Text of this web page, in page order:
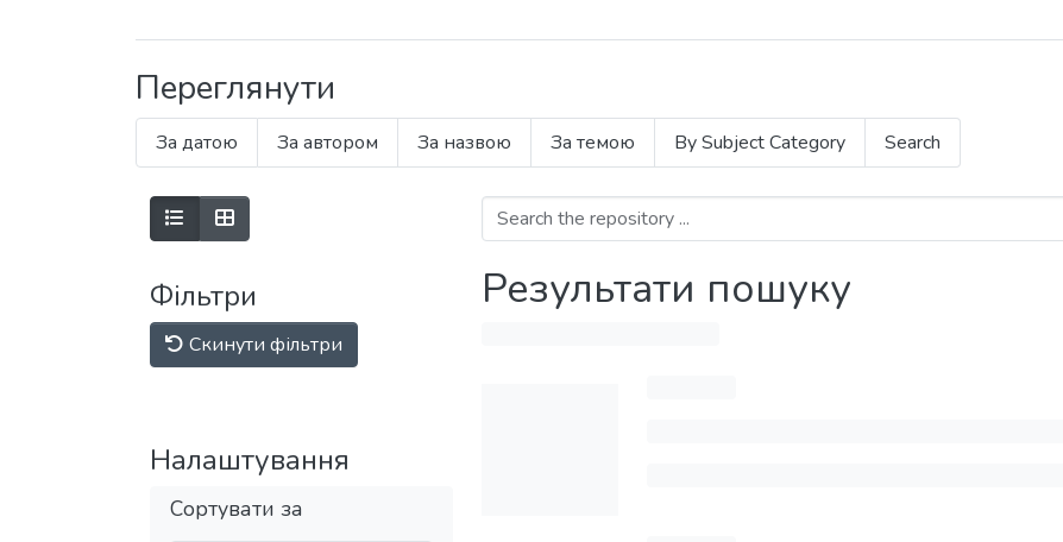
Переглянути
За датою За автором За назвою За темою By Subject Category Search
Фільтри
Скинути фільтри
Налаштування
Сортувати за
Результати пошуку